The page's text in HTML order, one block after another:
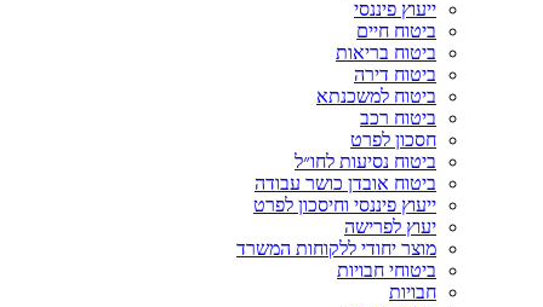
ייעוץ פיננסי
ביטוח חיים
ביטוח בריאות
ביטוח דירה
ביטוח למשכנתא
ביטוח רכב
חסכון לפרט
ביטוח נסיעות לחו״ל
ביטוח אובדן כושר עבודה
ייעוץ פיננסי וחיסכון לפרט
יעוץ לפרישה
מוצר יחודי ללקוחות המשרד
ביטוחי חבויות
חבויות